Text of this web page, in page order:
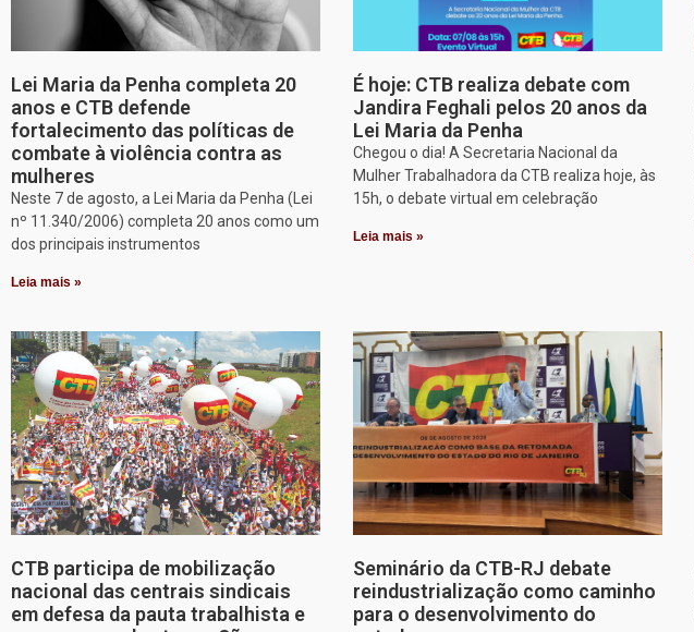
Lei Maria da Penha completa 20
anos e CTB defende
fortalecimento das políticas de
combate à violência contra as
mulheres
Neste 7 de agosto, a Lei Maria da Penha (Lei
nº 11.340/2006) completa 20 anos como um
dos principais instrumentos
Leia mais »
É hoje: CTB realiza debate com
Jandira Feghali pelos 20 anos da
Lei Maria da Penha
Chegou o dia! A Secretaria Nacional da
Mulher Trabalhadora da CTB realiza hoje, às
15h, o debate virtual em celebração
Leia mais »
CTB participa de mobilização
nacional das centrais sindicais
em defesa da pauta trabalhista e
Seminário da CTB-RJ debate
reindustrialização como caminho
para o desenvolvimento do